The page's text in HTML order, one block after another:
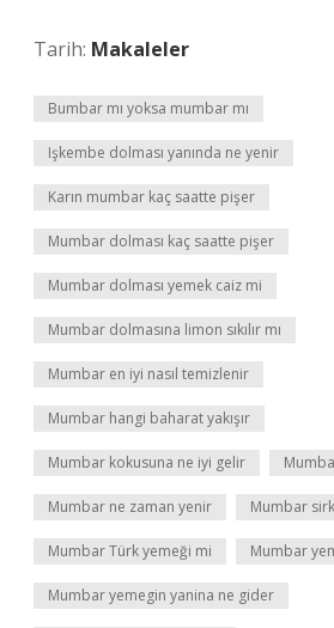
Tarih: Makaleler
Bumbar mı yoksa mumbar mı
Işkembe dolması yanında ne yenir
Karın mumbar kaç saatte pişer
Mumbar dolması kaç saatte pişer
Mumbar dolması yemek caiz mi
Mumbar dolmasına limon sıkılır mı
Mumbar en iyi nasıl temizlenir
Mumbar hangi baharat yakışır
Mumbar kokusuna ne iyi gelir
Mumbar ne zaman yenir Mumbar
Mumbar Türk yemeği mi Mumbar
Mumbar yemegin yanina ne gider